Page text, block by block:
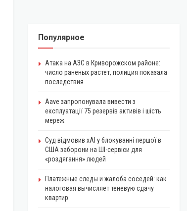
Популярное
Атака на АЗС в Криворожском районе:
число раненых растет, полиция показала
последствия
Aave запропонувала вивести з
експлуатації 75 резервів активів і шість
мереж
Суд відмовив xAI у блокуванні першої в
США заборони на ШІ-сервіси для
«роздягання» людей
Платежные следы и жалоба соседей: как
налоговая вычисляет теневую сдачу
квартир